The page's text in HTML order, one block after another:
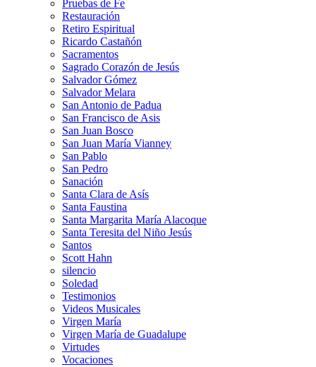
Pruebas de Fe
Restauración
Retiro Espiritual
Ricardo Castañón
Sacramentos
Sagrado Corazón de Jesús
Salvador Gómez
Salvador Melara
San Antonio de Padua
San Francisco de Asis
San Juan Bosco
San Juan María Vianney
San Pablo
San Pedro
Sanación
Santa Clara de Asís
Santa Faustina
Santa Margarita María Alacoque
Santa Teresita del Niño Jesús
Santos
Scott Hahn
silencio
Soledad
Testimonios
Videos Musicales
Virgen María
Virgen María de Guadalupe
Virtudes
Vocaciones